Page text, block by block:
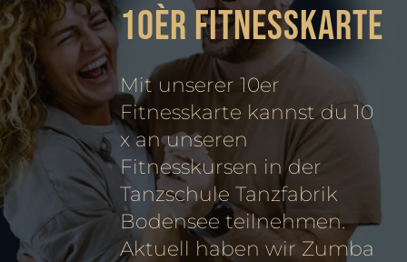
10èr Fitnesskarte
Mit unserer 10er
Fitnesskarte kannst du 10
x an unseren
Fitnesskursen in der
Tanzschule Tanzfabrik
Bodensee teilnehmen.
Aktuell haben wir Zumba